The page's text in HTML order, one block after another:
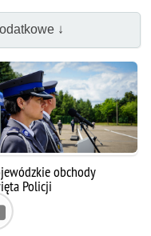
↓
obchody
Policji